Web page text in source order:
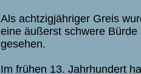
Als achtzigjähriger Greis
eine äußerst schwere
gesehen.
Im frühen 13. Jahrhundert